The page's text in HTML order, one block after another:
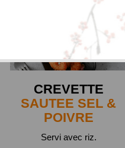
CREVETTE
SAUTEE SEL &
POIVRE
Servi avec riz.